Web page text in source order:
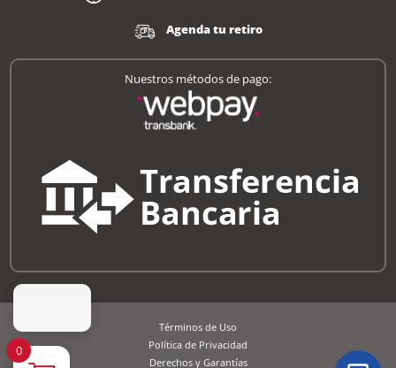
Agenda tu retiro
Nuestros métodos de pago:
Términos de Uso
Política de Privacidad
Derechos y Garantías
0